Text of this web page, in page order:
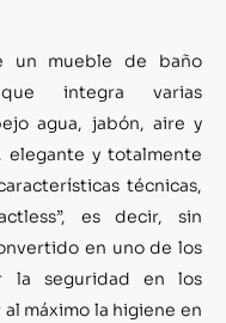
un mueble de baño
integra varias
agua, jabón, aire y
elegante y totalmente
técnicas,
es decir, sin
en uno de los
la seguridad en los
máximo la higiene en